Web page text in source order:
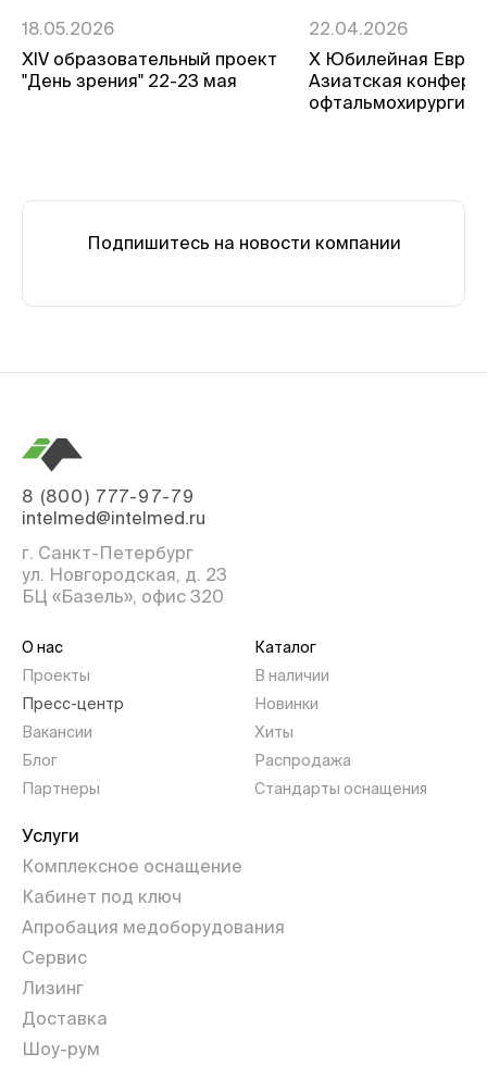
18.05.2026
ХIV образовательный проект
"День зрения" 22-23 мая
22.04.2026
Х Юбилейная Евро-
Азиатская
офтальмохирургии
Подпишитесь на новости компании
8 (800) 777-97-79
intelmed@intelmed.ru
г. Санкт-Петербург
ул. Новгородская, д. 23
БЦ «Базель», офис 320
О нас
Проекты
Пресс-центр
Вакансии
Блог
Партнеры
Каталог
В наличии
Новинки
Хиты
Распродажа
Стандарты оснащения
Услуги
Комплексное оснащение
Кабинет под ключ
Апробация медоборудования
Сервис
Лизинг
Доставка
Шоу-рум